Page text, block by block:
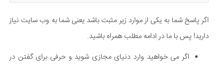
اگر پاسخ شما به یکی از موارد زیر مثبت باشد یعنی شما به وب سایت نیاز
دارید! پس با ما در ادامه مطلب همراه باشید.
اگر می خواهید وارد دنیای مجازی شوید و حرفی برای گفتن در